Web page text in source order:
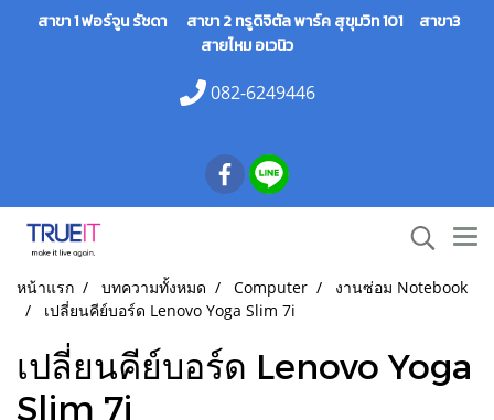
สาขา 1 ฟอร์จูน รัชดา สาขา 2 ทรูดิจิตัล พาร์ค สุขุมวิท 101 สาขา3
สายไหม อเวนิว
082-6249446
หน้าแรก บทความทั้งหมด Computer
งานซ่อม Notebook
เปลี่ยนคีย์บอร์ด Lenovo Yoga Slim 7i
เปลี่ยนคีย์บอร์ด Lenovo Yoga
Slim 7i